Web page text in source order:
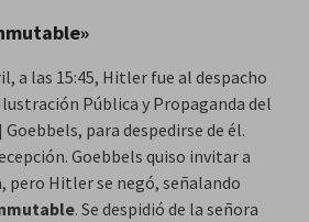
a las 15:45, Hitler fue al despacho
Pública y Propaganda del
para despedirse de él.
Goebbels quiso invitar a
pero Hitler se negó, señalando
. Se despidió de la señora